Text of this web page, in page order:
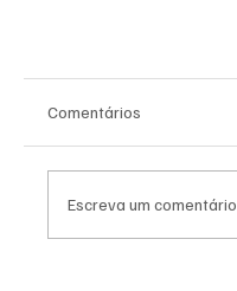
Comentários
Escreva um comentário